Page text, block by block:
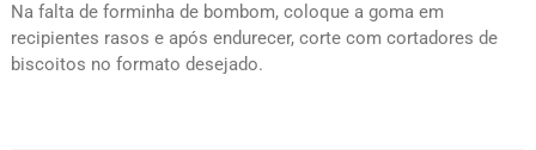
Na falta de forminha de bombom, coloque a goma em
recipientes rasos e após endurecer, corte com cortadores de
biscoitos no formato desejado.